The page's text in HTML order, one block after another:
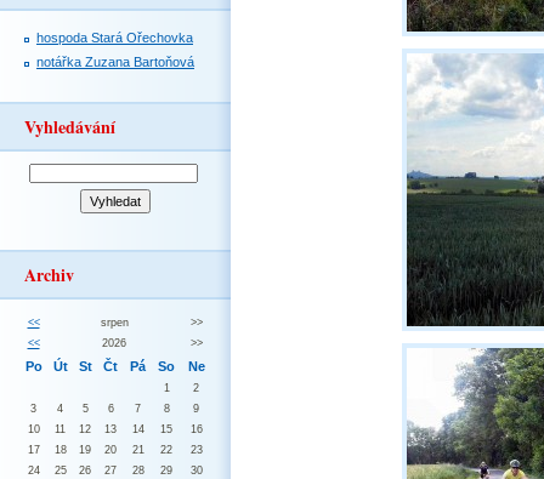
hospoda Stará Ořechovka
notářka Zuzana Bartoňová
Vyhledávání
Archiv
<< srpen
>>
<<
2026 >>
Po Út St Čt Pá So Ne
1
2
3
4 5 6 7 8
9
10
11 12 13 14 15
16
17
18 19 20 21 22
23
24
25 26 27 28 29
30